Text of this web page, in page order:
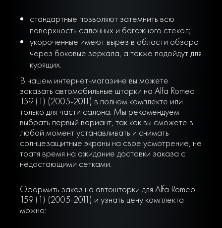
стандартные позволяют затемнить всю
поверхность салонных и багажного стекол;
укороченные имеют вырез в области обзора
через боковые зеркала, а также подойдут для
курящих.
В нашем интернет-магазине вы можете
заказать автомобильные шторки на Alfa Romeo
159 (1) (2005-2011) в полном комплекте или
только для части салона. Мы рекомендуем
выбрать первый вариант, так как вы сможете в
любой момент устанавливать и снимать
солнцезащитные экраны на свое усмотрение, не
тратя время на ожидание доставки заказа с
недостающими сетками.
Оформить заказ на автошторки для Alfa Romeo
159 (1) (2005-2011) и узнать цену комплекта
можно: